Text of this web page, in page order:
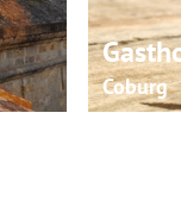
Coburg